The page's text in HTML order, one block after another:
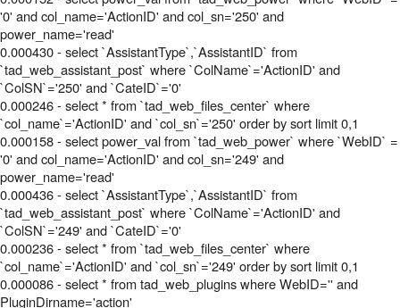
'0' and col_name='ActionID' and col_sn='250' and
power_name='read'
0.000430 - select `AssistantType`,`AssistantID` from
`tad_web_assistant_post` where `ColName`='ActionID' and
`ColSN`='250' and `CateID`='0'
0.000246 - select * from `tad_web_files_center` where
`col_name`='ActionID' and `col_sn`='250' order by sort limit 0,1
0.000158 - select power_val from `tad_web_power` where `WebID` =
'0' and col_name='ActionID' and col_sn='249' and
power_name='read'
0.000436 - select `AssistantType`,`AssistantID` from
`tad_web_assistant_post` where `ColName`='ActionID' and
`ColSN`='249' and `CateID`='0'
0.000236 - select * from `tad_web_files_center` where
`col_name`='ActionID' and `col_sn`='249' order by sort limit 0,1
0.000086 - select * from tad_web_plugins where WebID='' and
PluginDirname='action'